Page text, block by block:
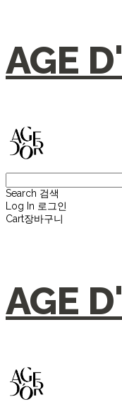
AGE
Search 검색
Log In 로그인
Cart장바구니
AGE